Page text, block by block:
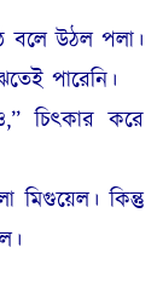
বলে উঠল পলা।
পারেনি।
চিৎকার করে
মিগুয়েল। কিন্তু